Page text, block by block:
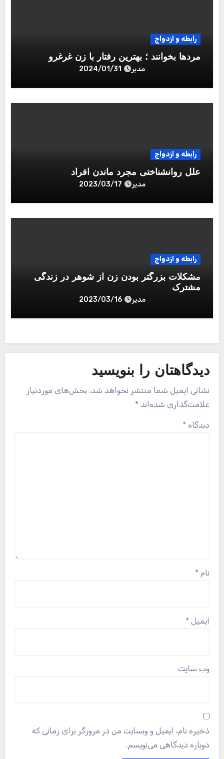
رابطه و ازدواج
مردها بخوانند ؛ بهترین رفتار با زن غرغرو
مدیر 2024/01/31
رابطه و ازدواج
علل روانشناختی مجرد ماندن افراد
مدیر 2023/03/17
رابطه و ازدواج
مشکلات بزرگتر بودن زن از شوهر در زندگی
مشترک
مدیر 2023/03/16
دیدگاهتان را بنویسید
نشانی ایمیل شما منتشر نخواهد شد. بخش‌های موردنیاز
علامت‌گذاری شده‌اند *
دیدگاه *
نام *
ایمیل *
وب‌ سایت
ذخیره نام، ایمیل و وبسایت من در مرورگر برای زمانی که
دوباره دیدگاهی می‌نویسم.